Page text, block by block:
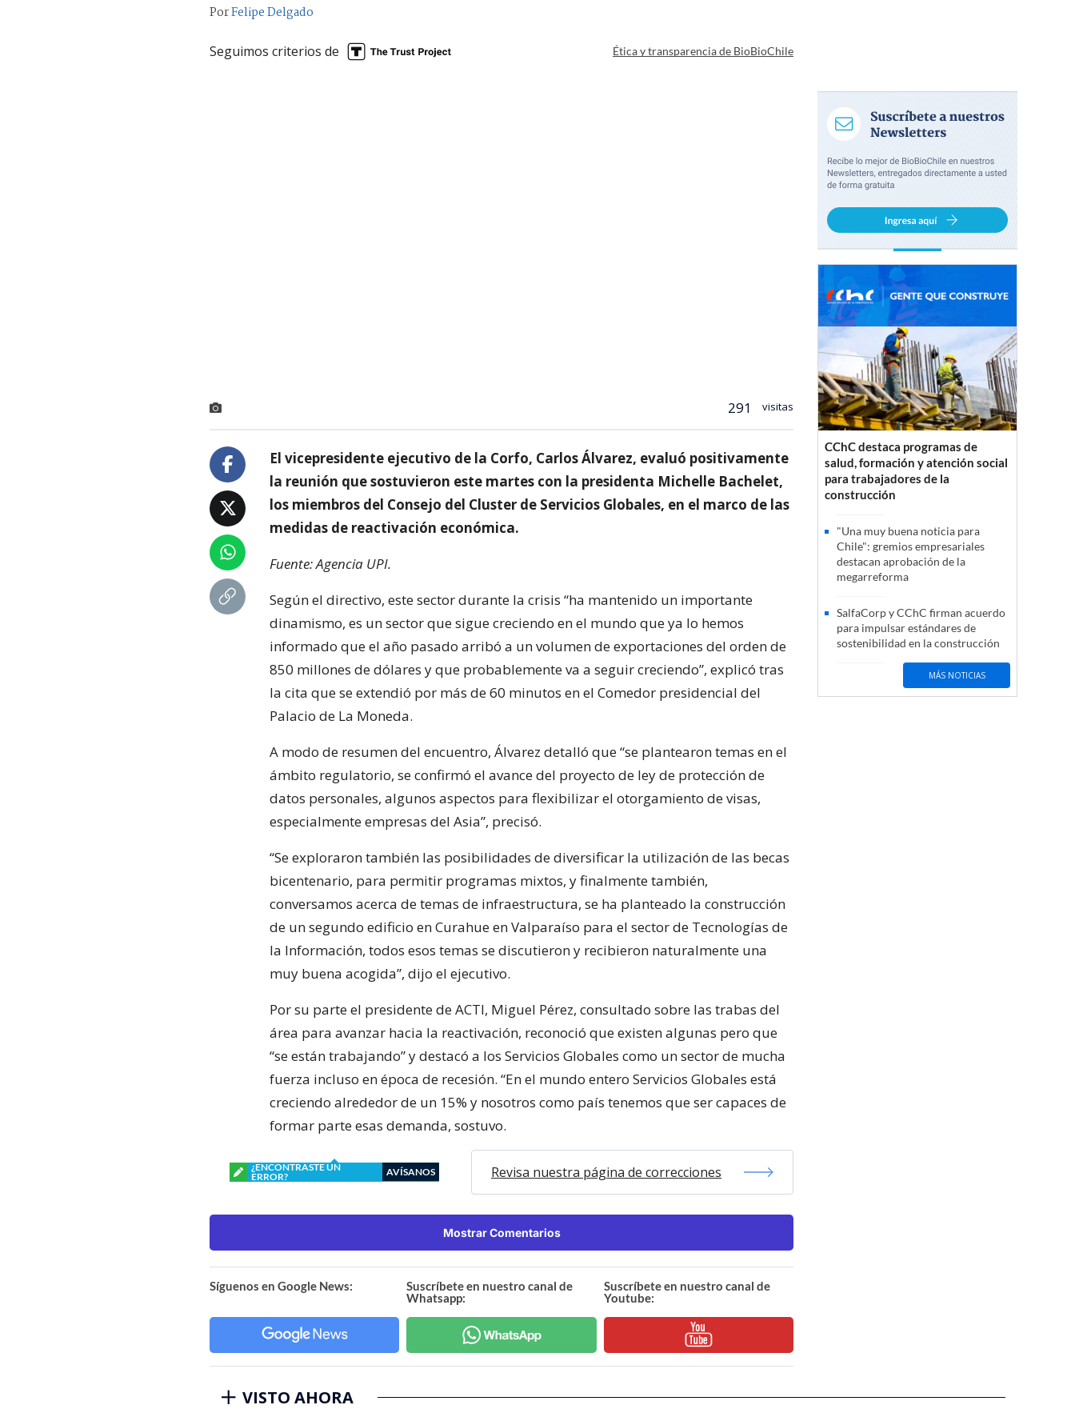
PorFelipe Delgado
Seguimos criterios de Ética y transparencia de BioBioChile
291 visitas
El vicepresidente ejecutivo de la Corfo, Carlos Álvarez, evaluó positivamente
la reunión que sostuvieron este martes con la presidenta Michelle Bachelet,
los miembros del Consejo del Cluster de Servicios Globales, en el marco de las
medidas de reactivación económica.
Fuente: Agencia UPI.
Según el directivo, este sector durante la crisis “ha mantenido un importante
dinamismo, es un sector que sigue creciendo en el mundo que ya lo hemos
informado que el año pasado arribó a un volumen de exportaciones del orden de
850 millones de dólares y que probablemente va a seguir creciendo”, explicó tras
la cita que se extendió por más de 60 minutos en el Comedor presidencial del
Palacio de La Moneda.
A modo de resumen del encuentro, Álvarez detalló que “se plantearon temas en el
ámbito regulatorio, se confirmó el avance del proyecto de ley de protección de
datos personales, algunos aspectos para flexibilizar el otorgamiento de visas,
especialmente empresas del Asia”, precisó.
“Se exploraron también las posibilidades de diversificar la utilización de las becas
bicentenario, para permitir programas mixtos, y finalmente también,
conversamos acerca de temas de infraestructura, se ha planteado la construcción
de un segundo edificio en Curahue en Valparaíso para el sector de Tecnologías de
la Información, todos esos temas se discutieron y recibieron naturalmente una
muy buena acogida”, dijo el ejecutivo.
Por su parte el presidente de ACTI, Miguel Pérez, consultado sobre las trabas del
área para avanzar hacia la reactivación, reconoció que existen algunas pero que
“se están trabajando” y destacó a los Servicios Globales como un sector de mucha
fuerza incluso en época de recesión. “En el mundo entero Servicios Globales está
creciendo alrededor de un 15% y nosotros como país tenemos que ser capaces de
formar parte esas demanda, sostuvo.
¿ENCONTRASTE UN
ERROR?
AVÍSANOS Revisa nuestra página de correcciones
Mostrar Comentarios
Síguenos en Google News:
Suscríbete en nuestro canal de
Whatsapp:
Suscríbete en nuestro canal de
Youtube:
CChC destaca programas de
salud, formación y atención social
para trabajadores de la
construcción
"Una muy buena noticia para
Chile": gremios empresariales
destacan aprobación de la
megarreforma
SalfaCorp y CChC firman acuerdo
para impulsar estándares de
sostenibilidad en la construcción
MÁS NOTICIAS
VISTO AHORA